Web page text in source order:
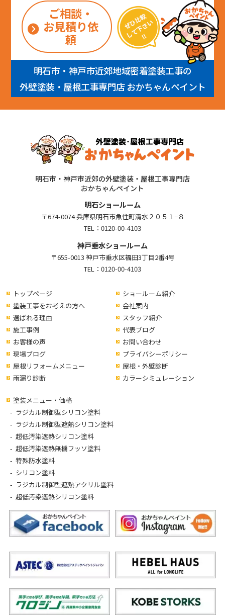
ご相談・
お見積り依
頼
明石市・神戸市近郊地域密着塗装工事の
外壁塗装・屋根工事専門店 おかちゃんペイント
明石市・神戸市近郊の外壁塗装・屋根工事専門店
おかちゃんペイント
明石ショールーム
〒674-0074 兵庫県明石市魚住町清水２０５１−８
TEL： 0120-00-4103
神戸垂水ショールーム
〒655-0013 神戸市垂水区福田3丁目2番4号
TEL： 0120-00-4103
トップページ
塗装工事をお考えの方へ
選ばれる理由
ショールーム紹介
会社案内
スタッフ紹介
施工事例
お客様の声
現場ブログ
代表ブログ
お問い合わせ
プライバシーポリシー
屋根リフォームメニュー
雨漏り診断
屋根・外壁診断
カラーシミュレーション
塗装メニュー・価格
ラジカル制御型シリコン塗料
ラジカル制御型遮熱シリコン塗料
超低汚染遮熱シリコン塗料
超低汚染遮熱無機フッソ塗料
特殊防水塗料
シリコン塗料
ラジカル制御型遮熱アクリル塗料
超低汚染遮熱シリコン塗料